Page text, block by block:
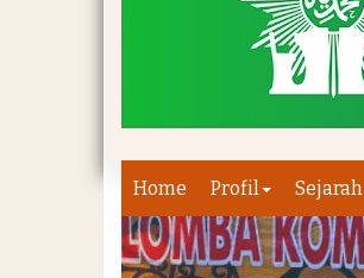
Home Profil Sejarah